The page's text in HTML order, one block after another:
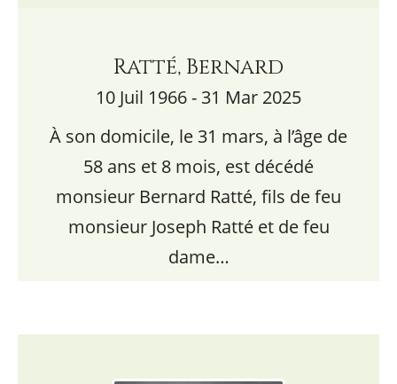
Ratté, Bernard
10 Juil 1966 - 31 Mar 2025
À son domicile, le 31 mars, à l’âge de
58 ans et 8 mois, est décédé
monsieur Bernard Ratté, fils de feu
monsieur Joseph Ratté et de feu
dame…